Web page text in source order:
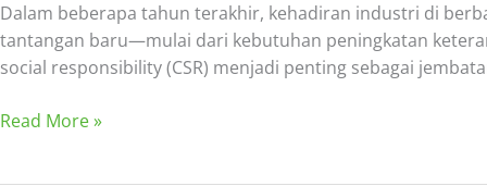
Dalam beberapa tahun terakhir, kehadiran industri di
tantangan baru—mulai dari kebutuhan peningkatan
social responsibility (CSR) menjadi penting sebagai
Read More »